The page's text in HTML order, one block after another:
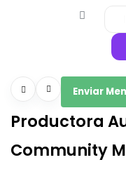
Enviar
Productora
Community